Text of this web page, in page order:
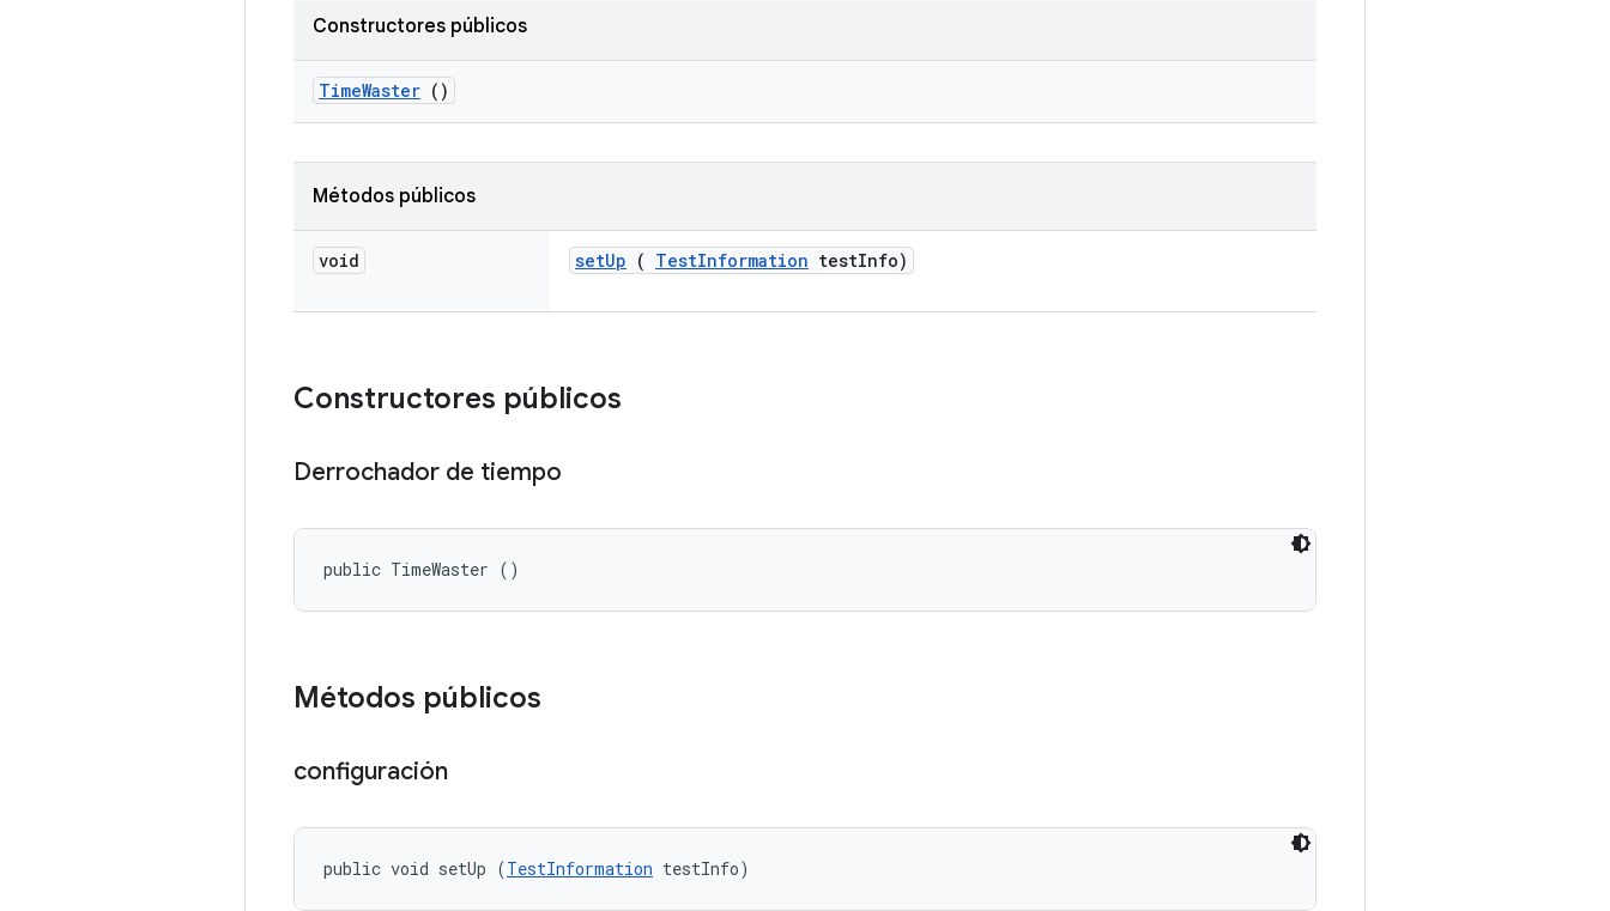
Constructores públicos
TimeWaster ()
Métodos públicos
void setUp ( TestInformation testInfo)
Constructores públicos
Derrochador de tiempo
public TimeWaster ()
Métodos públicos
configuración
public void setUp (TestInformation testInfo)